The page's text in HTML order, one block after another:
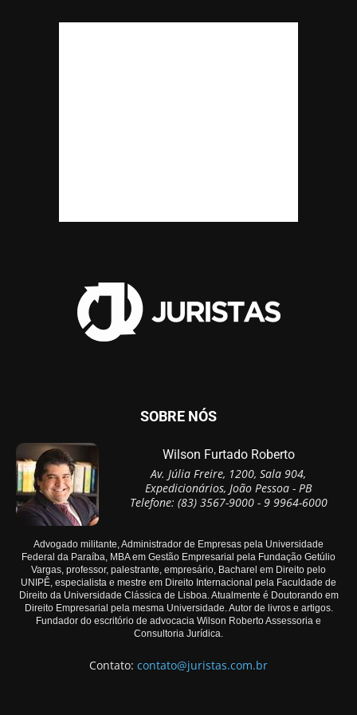
SOBRE NÓS
Wilson Furtado Roberto
Av. Júlia Freire, 1200, Sala 904,
Expedicionários, João Pessoa - PB
Telefone: (83) 3567-9000 - 9 9964-6000
Advogado militante, Administrador de Empresas pela Universidade
Federal da Paraíba, MBA em Gestão Empresarial pela Fundação Getúlio
Vargas, professor, palestrante, empresário, Bacharel em Direito pelo
UNIPÊ, especialista e mestre em Direito Internacional pela Faculdade de
Direito da Universidade Clássica de Lisboa. Atualmente é Doutorando em
Direito Empresarial pela mesma Universidade. Autor de livros e artigos.
Fundador do escritório de advocacia Wilson Roberto Assessoria e
Consultoria Jurídica.
Contato: contato@juristas.com.br